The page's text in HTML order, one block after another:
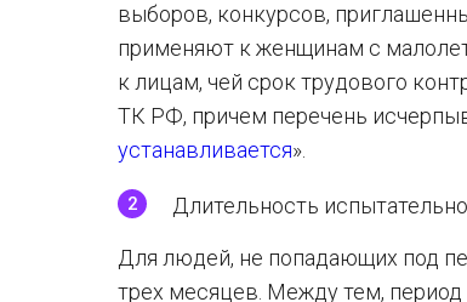
выборов, конкурсов,
применяют к женщинам с
к лицам, чей срок трудового
ТК РФ, причем перечень
устанавливается».
Длительность
Для людей, не попадающих под
трех месяцев. Между тем,